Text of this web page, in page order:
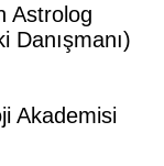
Astrolog
Danışmanı)
Akademisi